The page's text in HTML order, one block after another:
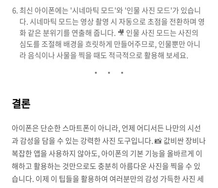
최신 아이폰에는 '시네마틱 모드'와 '인물 사진 모드'가 있습니
다. 시네마틱 모드는 영상 촬영 시 자동으로 초점을 전환하며 영
화 같은 분위기를 연출해 줍니다. 🎥 인물 사진 모드는 사진의
심도를 조절해 배경을 흐릿하게 만들어주므로, 인물뿐만 아니
라 음식이나 사물을 찍을 때도 적극적으로 활용해 보세요.
결론
아이폰은 단순한 스마트폰이 아니라, 언제 어디서든 나만의 시선
과 감성을 담을 수 있는 강력한 사진 도구입니다. 📸 값비싼 장비나
복잡한 앱을 사용하지 않아도, 아이폰의 기본 기능을 올바르게 이
해하고 활용하는 것만으로도 충분히 아름다운 사진을 찍을 수 있
습니다. 이제 이 팁들을 활용하여 여러분만의 감성 가득한 사진 세